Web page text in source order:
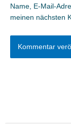
Name, E-Mail-
meinen nächsten